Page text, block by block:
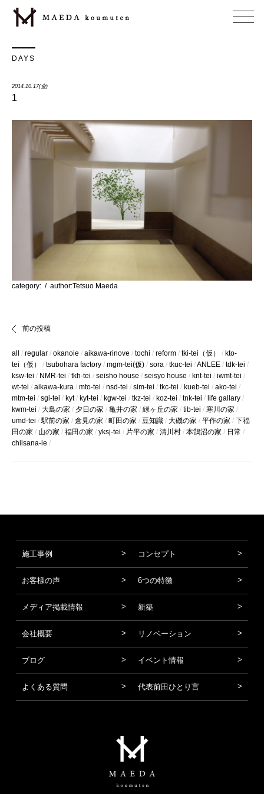
DAYS
2014.10.17(金)
1
category: / author:Tetsuo Maeda
前の投稿
all regular okanoie aikawa-rinove tochi reform tki-tei（仮）
kto-
tei（仮）
tsubohara factory mgm-tei(仮) sora tkuc-tei ANLEE
tdk-tei
ksw-tei
NMR-tei tkh-tei seisho house seisyo house knt-tei
iwmt-tei
wt-tei
aikawa-kura mto-tei nsd-tei sim-tei tkc-tei kueb-tei
ako-tei
mtm-tei
sgi-tei kyt kyt-tei kgw-tei tkz-tei koz-tei tnk-tei
life gallary
kwm-tei
大島の家 夕日の家 亀井の家 緑ヶ丘の家 tib-tei
寒川の家
umd-tei
駅前の家 倉見の家 町田の家 豆知識 大磯の家 平作の家
下福
田の家
山の家 福田の家 yksj-tei 片平の家 清川村 本鵠沼の家
日常
chiisana-ie
施工事例 コンセプト
お客様の声 6つの特徴
メディア掲載情報 新築
会社概要 リノベーション
ブログ イベント情報
よくある質問 代表前田ひとり言